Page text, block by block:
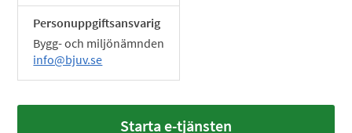
Personuppgiftsansvarig
Bygg- och miljönämnden
info@bjuv.se
Starta e-tjänsten